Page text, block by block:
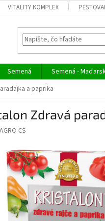
VITALITY KOMPLEX
Semená Semená -
a paprika
Zdravá
AGRO CS